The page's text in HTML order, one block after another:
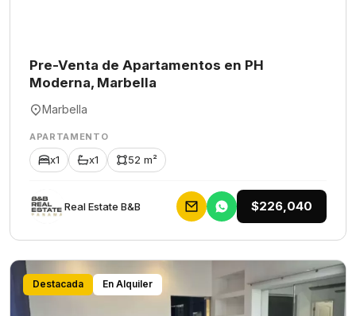
Pre-Venta de Apartamentos en PH
Moderna, Marbella
Marbella
APARTAMENTO
x1 x1 52 m²
Rеаl Еstаtе В&В $226,040
Destacada En Alquiler